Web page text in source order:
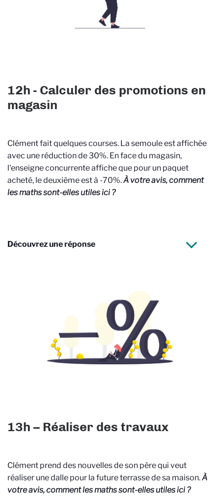
12h - Calculer des promotions en
magasin
Clément fait quelques courses. La semoule est affichée
avec une réduction de 30%. En face du magasin,
l'enseigne concurrente affiche que pour un paquet
acheté, le deuxième est à -70%.À votre avis, comment
les maths sont-elles utiles ici ?
Découvrez une réponse
13h – Réaliser des travaux
Clément prend des nouvelles de son père qui veut
réaliser une dalle pour la future terrasse de sa maison.À
votre avis, comment les maths sont-elles utiles ici ?